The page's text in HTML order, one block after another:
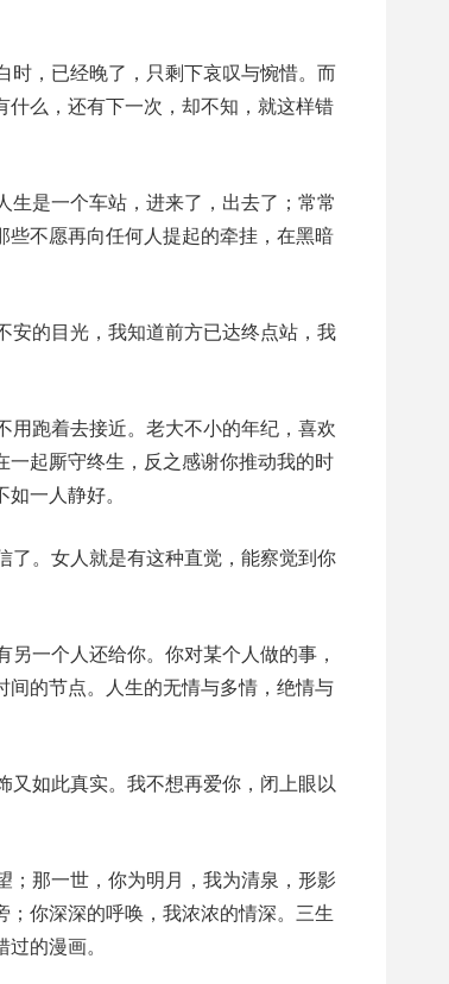
时，已经晚了，只剩下哀叹与惋惜。而
么，还有下一次，却不知，就这样错
是一个车站，进来了，出去了；常常
不愿再向任何人提起的牵挂，在黑暗
安的目光，我知道前方已达终点站，我
用跑着去接近。老大不小的年纪，喜欢
起厮守终生，反之感谢你推动我的时
一人静好。
了。女人就是有这种直觉，能察觉到你
一个人还给你。你对某个人做的事，
的节点。人生的无情与多情，绝情与
如此真实。我不想再爱你，闭上眼以
；那一世，你为明月，我为清泉，形影
你深深的呼唤，我浓浓的情深。三生
的漫画。